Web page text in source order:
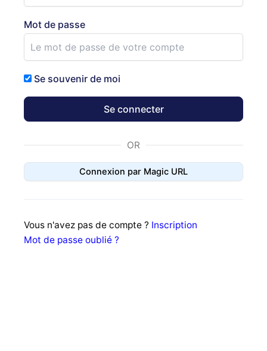
Mot de passe
Se souvenir de moi
OR
Connexion par Magic URL
Vous n'avez pas de compte ? Inscription
Mot de passe oublié ?